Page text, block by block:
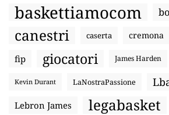
baskettiamocom
canestri caserta cremona
fip giocatori James Harden
Kevin Durant LaNostraPassione
Lebron James legabasket